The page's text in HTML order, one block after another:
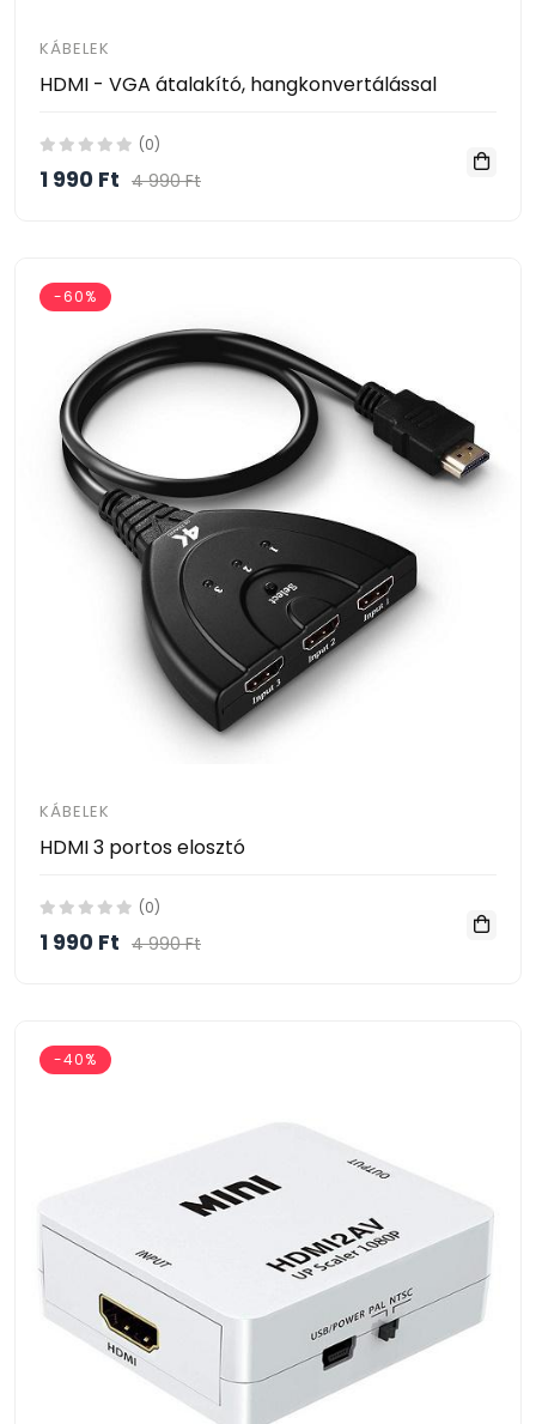
KÁBELEK
HDMI - VGA átalakító, hangkonvertálással
(0)
1 990 Ft 4 990 Ft
-60%
KÁBELEK
HDMI 3 portos elosztó
(0)
1 990 Ft 4 990 Ft
-40%